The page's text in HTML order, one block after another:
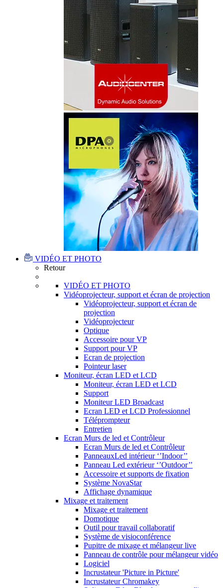
VIDÉO ET PHOTO
Retour
VIDÉO ET PHOTO
Vidéoprojecteur, support et écran de projection
Vidéoprojecteur, support et écran de
projection
Vidéoprojecteur
Optique
Accessoire pour VP
Support pour VP
Ecran de projection
Pointeur laser
Moniteur, écran LED et LCD
Moniteur, écran LED et LCD
Support
Moniteur LED Broadcast
Ecran LED et LCD Professionnel
Téléprompteur
Entretien
Ecran Murs de led et Contrôleur
Ecran Murs de led et Contrôleur
PanneauxLed intérieur ‘’Indoor’’
Panneau Led extérieur ‘’Outdoor’’
Accessoire et supports de fixation
Système NovaStar
Affichage dynamique
Mixage et traitement
Mixage et traitement
Domotique
Outil pour travail collaboratif
Système de visioconférence
Pupitre de mixage et mélangeur live
Panneau de contrôle pour mélangeur vidéo
Logiciel
Incrustateur 'Picture in Picture'
Incrustateur Chromakey